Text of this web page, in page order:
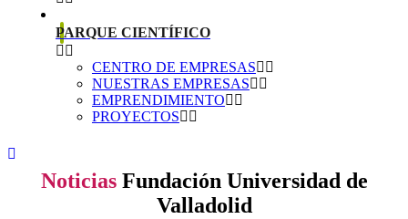
PARQUE CIENTÍFICO
CENTRO DE EMPRESAS
NUESTRAS EMPRESAS
EMPRENDIMIENTO
PROYECTOS
Noticias Fundación Universidad de
Valladolid